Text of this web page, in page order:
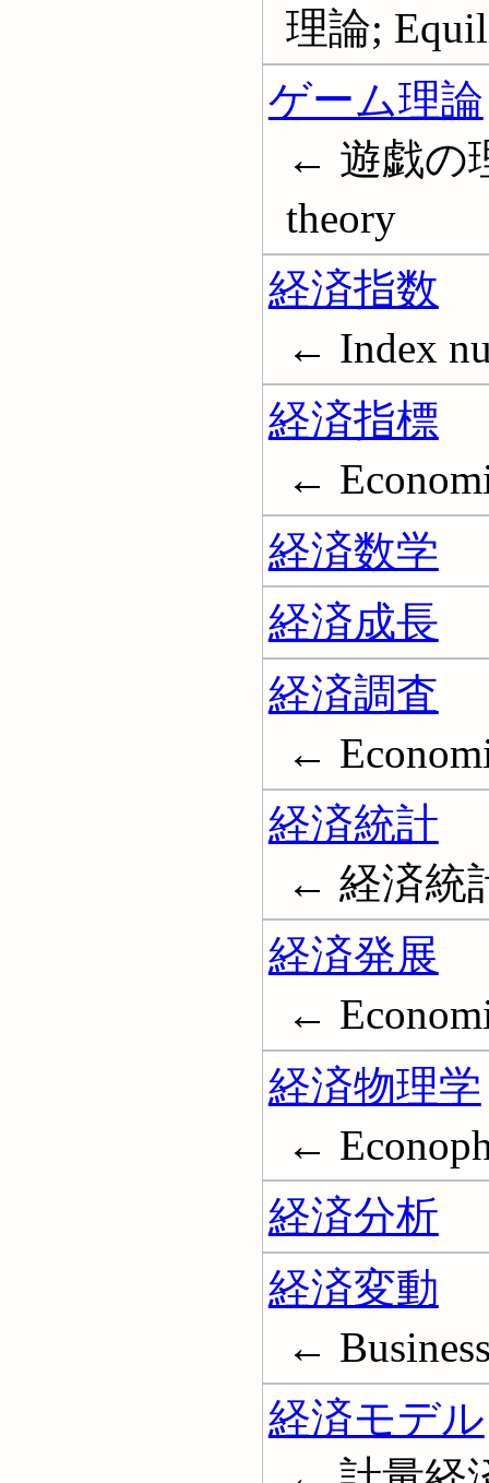
理論;
ゲーム理論
← 遊戯の
theory
経済指数
← Index
経済指標
←
経済数学
経済成長
経済調査
←
経済統計
← 経済統
経済発展
←
経済物理学
←
経済分析
経済変動
←
経済モデル